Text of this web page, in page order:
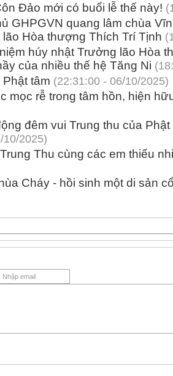
Đảo mới có buổi lễ thế này!
GHPGVN quang lâm chùa
Hòa thượng Thích Trí Tịnh
húy nhật Trưởng lão Hòa
của nhiều thế hệ Tăng Ni
tâm (22:31:00 - 06/10/2025)
mọc rễ trong tâm hồn, hiện
đêm vui Trung thu của
10/2025)
Thu cùng các em thiếu nhi
Cháy - hồi sinh một di sản